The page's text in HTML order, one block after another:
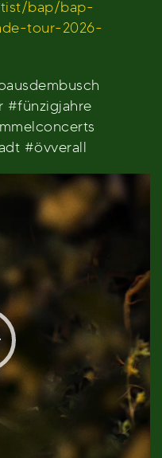
bap/bap-
tour-2026-
#fünzigjahre
#övverall